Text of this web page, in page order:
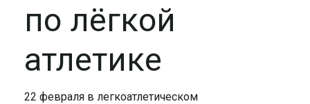
по лёгкой
атлетике
22 февраля в легкоатлетическом